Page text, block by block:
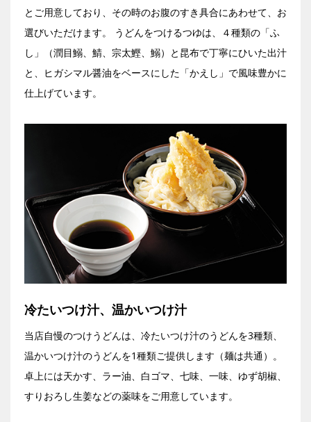
とご用意しており、その時のお腹のすき具合にあわせて、お
選びいただけます。 うどんをつけるつゆは、４種類の「ふ
し」（潤目鰯、鯖、宗太鰹、鰯）と昆布で丁寧にひいた出汁
と、ヒガシマル醤油をベースにした「かえし」で風味豊かに
仕上げています。
冷たいつけ汁、温かいつけ汁
当店自慢のつけうどんは、冷たいつけ汁のうどんを3種類、
温かいつけ汁のうどんを1種類ご提供します（麺は共通）。
卓上には天かす、ラー油、白ゴマ、七味、一味、ゆず胡椒、
すりおろし生姜などの薬味をご用意しています。